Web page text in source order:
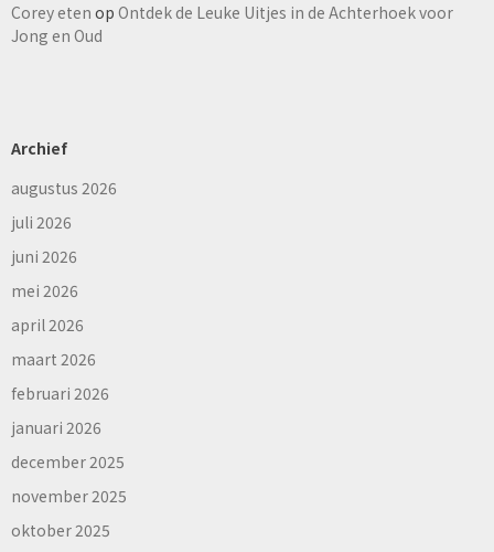
Corey eten op Ontdek de Leuke Uitjes in de Achterhoek voor
Jong en Oud
Archief
augustus 2026
juli 2026
juni 2026
mei 2026
april 2026
maart 2026
februari 2026
januari 2026
december 2025
november 2025
oktober 2025